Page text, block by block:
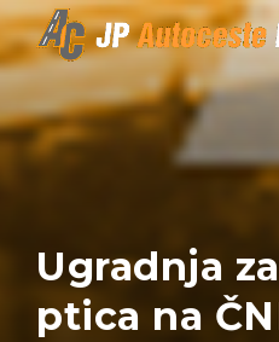
Skip to content
Ugradnja
ptica na